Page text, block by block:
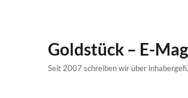
Goldstück – E-
Seit 2007 schreiben wir über